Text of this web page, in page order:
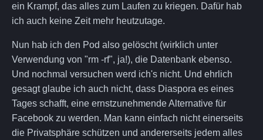
ein Krampf, das alles zum Laufen zu kriegen. Dafür hab
ich auch keine Zeit mehr heutzutage.
Nun hab ich den Pod also gelöscht (wirklich unter
Verwendung von "rm -rf", ja!), die Datenbank ebenso.
Und nochmal versuchen werd ich's nicht. Und ehrlich
gesagt glaube ich auch nicht, dass Diaspora es eines
Tages schafft, eine ernstzunehmende Alternative für
Facebook zu werden. Man kann einfach nicht einerseits
die Privatsphäre schützen und andererseits jedem alles